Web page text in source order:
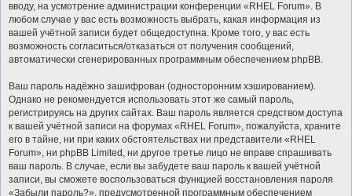
вводу, на усмотрение администрации конференции «RHEL Forum». В
любом случае у вас есть возможность выбрать, какая информация из
вашей учётной записи будет общедоступна. Кроме того, у вас есть
возможность согласиться/отказаться от получения сообщений,
автоматически сгенерированных программным обеспечением phpBB.
Ваш пароль надёжно зашифрован (односторонним хэшированием).
Однако не рекомендуется использовать этот же самый пароль,
регистрируясь на других сайтах. Ваш пароль является средством доступа
к вашей учётной записи на форумах «RHEL Forum», пожалуйста, храните
его в тайне, ни при каких обстоятельствах ни представители «RHEL
Forum», ни phpBB Limited, ни другое третье лицо не вправе спрашивать
ваш пароль. В случае, если вы забудете ваш пароль к вашей учётной
записи, вы сможете воспользоваться функцией восстановления пароля
«Забыли пароль?», предусмотренной программным обеспечением